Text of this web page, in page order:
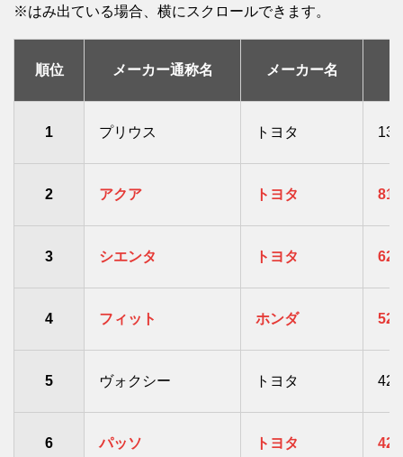
順位 メーカー通称名 メーカー名
1 プリウス トヨタ
2 アクア トヨタ
3 シエンタ トヨタ
4 フィット ホンダ
5 ヴォクシー トヨタ
6 パッソ トヨタ